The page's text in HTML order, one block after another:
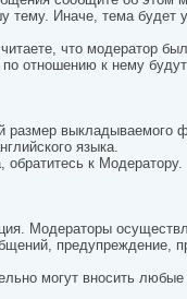
тему. Иначе, тема будет
что модератор
отношению к нему
выкладываемого
языка.
к Модератору.
Модераторы
предупреждение,
могут вносить